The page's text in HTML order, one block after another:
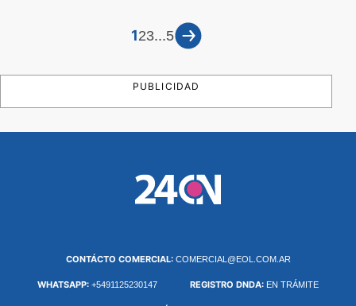
123...5
PUBLICIDAD
CONTÁCTO COMERCIAL: COMERCIAL@EOL.COM.AR
WHATSAPP: +5491125230147 REGISTRO DNDA: EN TRÁMITE